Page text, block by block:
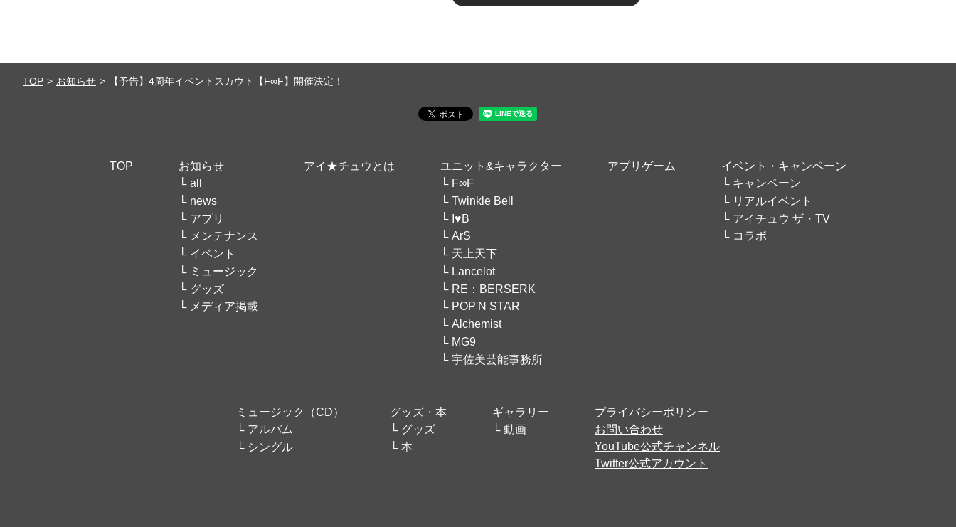
TOP お知らせ 【予告】4周年イベントスカウト【F∞F】開催決定！
TOP
お知らせ
all
news
アプリ
メンテナンス
イベント
ミュージック
グッズ
メディア掲載
アイ★チュウとは
ユニット&キャラクター
F∞F
Twinkle Bell
I♥B
ArS
天上天下
Lancelot
RE：BERSERK
POP'N STAR
Alchemist
MG9
宇佐美芸能事務所
アプリゲーム
イベント・キャンペーン
キャンペーン
リアルイベント
アイチュウ ザ・TV
コラボ
ミュージック（CD）
アルバム
シングル
グッズ・本
グッズ
本
ギャラリー
動画
プライバシーポリシー
お問い合わせ
YouTube公式チャンネル
Twitter公式アカウント